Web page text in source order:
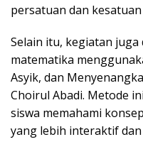
persatuan dan
Selain itu, kegiatan
matematika
Asyik, dan
Choirul Abadi. Metode
siswa memahami
yang lebih interaktif